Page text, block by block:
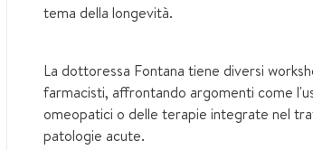
tema della longevità.
La dottoressa Fontana tiene diversi
farmacisti, affrontando argomenti come
omeopatici o delle terapie integrate nel
patologie acute.